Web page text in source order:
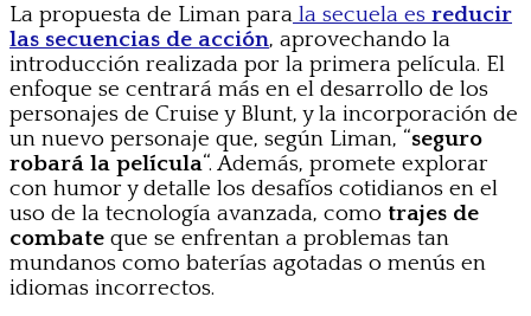
La propuesta de Liman para la secuela es reducir
las secuencias de acción, aprovechando la
introducción realizada por la primera película. El
enfoque se centrará más en el desarrollo de los
personajes de Cruise y Blunt, y la incorporación de
un nuevo personaje que, según Liman, “seguro
robará la película“. Además, promete explorar
con humor y detalle los desafíos cotidianos en el
uso de la tecnología avanzada, como trajes de
combate que se enfrentan a problemas tan
mundanos como baterías agotadas o menús en
idiomas incorrectos.